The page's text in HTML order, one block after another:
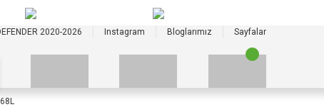
2020-2026 Instagram Bloglarımız Sayfalar